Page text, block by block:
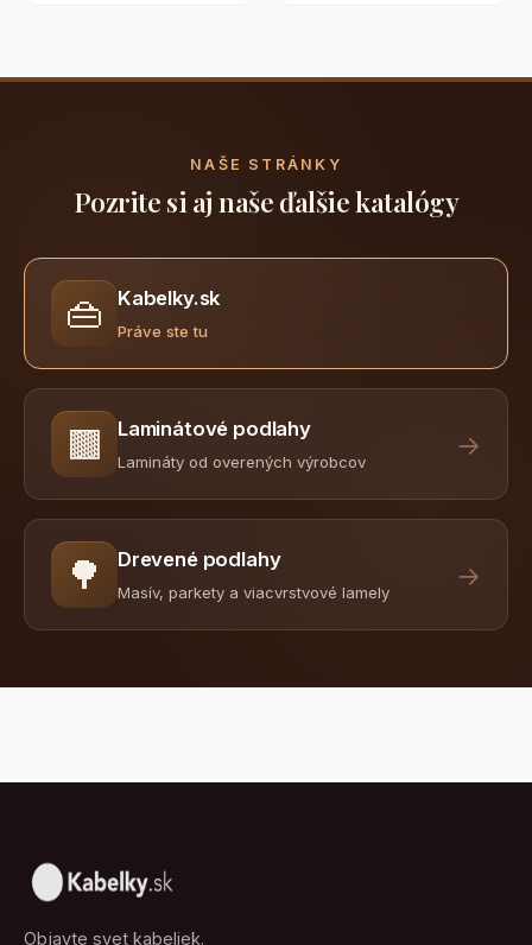
NAŠE STRÁNKY
Pozrite si aj naše ďalšie katalógy
👜 Kabelky.sk
Práve ste tu
🟫 Laminátové podlahy
Lamináty od overených výrobcov
→
🌳 Drevené podlahy
Masív, parkety a viacvrstvové lamely
→
Objavte svet kabeliek.